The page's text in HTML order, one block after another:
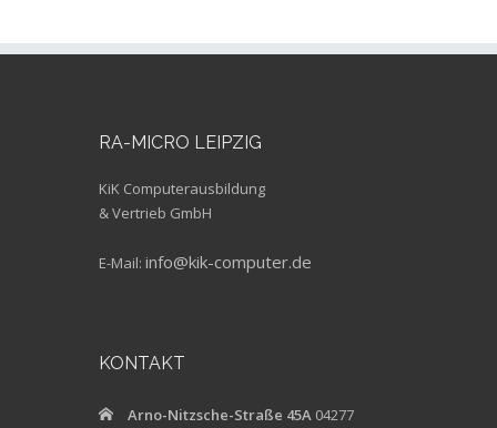
RA-MICRO LEIPZIG
KiK Computerausbildung
& Vertrieb GmbH
E-Mail: info@kik-computer.de
KONTAKT
Arno-Nitzsche-Straße 45A 04277